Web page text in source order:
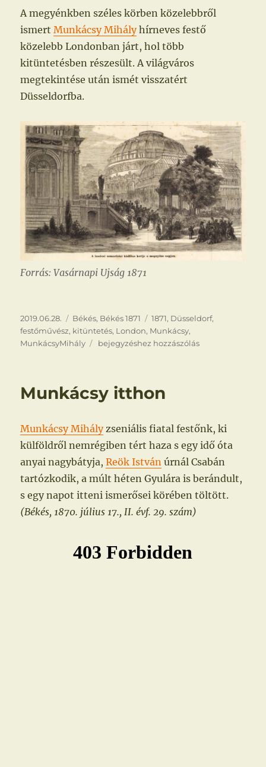
A megyénkben széles körben közelebbről
ismertMunkácsy Mihályhírneves festő
közelebb Londonban járt, hol több
kitüntetésben részesült. A világváros
megtekintése után ismét visszatért
Düsseldorfba.
Forrás: Vasárnapi Ujság 1871
Közzétéve
2019.06.28. Kategória
Békés, Békés 1871 Címke
1871, Düsseldorf,
festőművész, kitüntetés, London, Munkácsy,
MunkácsyMihály
Munkácsy
bejegyzéshez hozzászólás
Munkácsy itthon
Munkácsy Mihályzseniális fiatal festőnk, ki
külföldről nemrégiben tért haza s egy idő óta
anyai nagybátyja,Reök István úrnál Csabán
tartózkodik, a múlt héten Gyulára is berándult,
s egy napot itteni ismerősei körében töltött.
(Békés, 1870. július 17., II. évf. 29. szám)